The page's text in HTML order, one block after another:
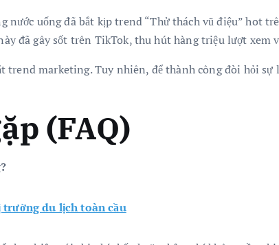
nước uống đã bắt kịp trend “Thử thách vũ điệu” hot
đã gây sốt trên TikTok, thu hút hàng triệu lượt xem
trend marketing. Tuy nhiên, để thành công đòi hỏi
(FAQ)
trường du lịch toàn cầu